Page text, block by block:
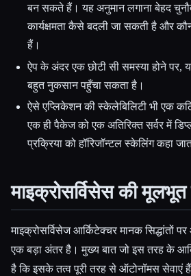
बन सकते हैं। यह अनुमान लगाना बेहद
कार्यक्षमता कैसे बदली जा सकती है और
हैं।
ऐप के अंदर एक छोटी सी समस्या होने पर,
बहुत नुकसान पहुँचा सकता है।
ऐसे एप्लिकेशन की स्केलेबिलिटी भी एक
एक ही पैकेज को एक अतिरिक्त सर्वर में
प्रक्रिया को हॉरिजॉन्टल स्केलिंग कहा
माइक्रोसर्विसेस की मूलभूत
माइक्रोसर्विसेज आर्किटेक्चर मानक सिद्धांतों
एक बड़ा अंतर है। मुख्य बात जो इस तरह के
है कि इसके तत्व पूरी तरह से ऑटोनॉमस